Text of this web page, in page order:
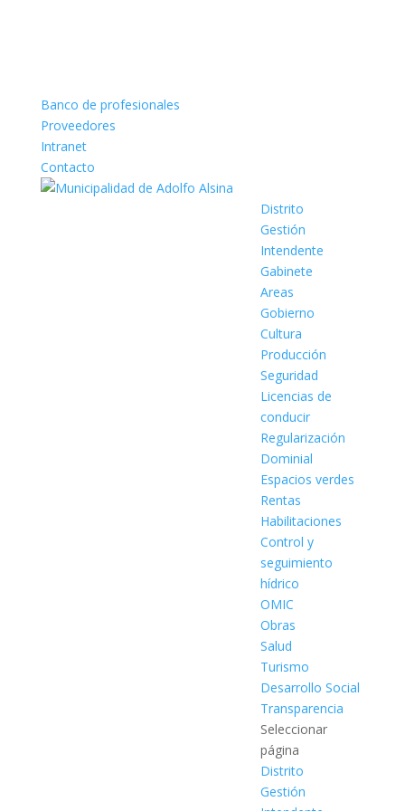
Banco de profesionales
Proveedores
Intranet
Contacto
Distrito
Gestión
Intendente
Gabinete
Areas
Gobierno
Cultura
Producción
Seguridad
Licencias de
conducir
Regularización
Dominial
Espacios verdes
Rentas
Habilitaciones
Control y
seguimiento
hídrico
OMIC
Obras
Salud
Turismo
Desarrollo Social
Transparencia
Seleccionar
página
Distrito
Gestión